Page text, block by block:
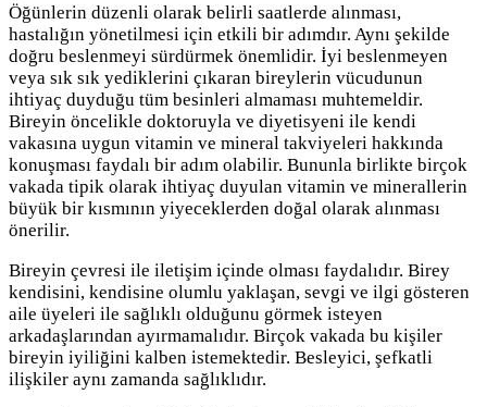
Öğünlerin düzenli olarak belirli saatlerde alınması,
hastalığın yönetilmesi için etkili bir adımdır. Aynı şekilde
doğru beslenmeyi sürdürmek önemlidir. İyi beslenmeyen
veya sık sık yediklerini çıkaran bireylerin vücudunun
ihtiyaç duyduğu tüm besinleri almaması muhtemeldir.
Bireyin öncelikle doktoruyla ve diyetisyeni ile kendi
vakasına uygun vitamin ve mineral takviyeleri hakkında
konuşması faydalı bir adım olabilir. Bununla birlikte birçok
vakada tipik olarak ihtiyaç duyulan vitamin ve minerallerin
büyük bir kısmının yiyeceklerden doğal olarak alınması
önerilir.
Bireyin çevresi ile iletişim içinde olması faydalıdır. Birey
kendisini, kendisine olumlu yaklaşan, sevgi ve ilgi gösteren
aile üyeleri ile sağlıklı olduğunu görmek isteyen
arkadaşlarından ayırmamalıdır. Birçok vakada bu kişiler
bireyin iyiliğini kalben istemektedir. Besleyici, şefkatli
ilişkiler aynı zamanda sağlıklıdır.